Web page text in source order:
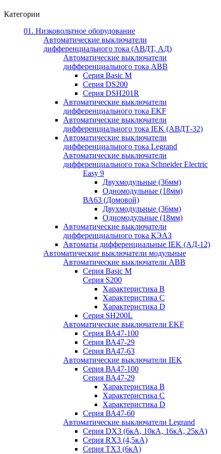
Категории
01. Низковольтное оборудование
Автоматические выключатели
дифференциального тока (АВДТ, АД)
Автоматические выключатели
дифференциального тока ABB
Серия Basic M
Серия DS200
Серия DSH201R
Автоматические выключатели
дифференциального тока EKF
Автоматические выключатели
дифференциального тока IEK (АВДТ-32)
Автоматические выключатели
дифференциального тока Legrand
Автоматические выключатели
дифференциального тока Schneider Electric
Easy 9
Двухмодульные (36мм)
Одномодульные (18мм)
ВА63 (Домовой)
Двухмодульные (36мм)
Одномодульные (18мм)
Автоматические выключатели
дифференциального тока КЭАЗ
Автоматы дифференциальные IEK (АД-12)
Автоматические выключатели модульные
Автоматические выключатели ABB
Серия Basic M
Серия S200
Характеристика B
Характеристика C
Характеристика D
Серия SH200L
Автоматические выключатели EKF
Серия ВА47-100
Серия ВА47-29
Серия ВА47-63
Автоматические выключатели IEK
Серия ВА47-100
Серия ВА47-29
Характеристика B
Характеристика C
Характеристика D
Серия ВА47-60
Автоматические выключатели Legrand
Серия DX3 (6кА, 10кА, 16кА, 25кА)
Серия RX3 (4,5кА)
Серия TX3 (6кА)